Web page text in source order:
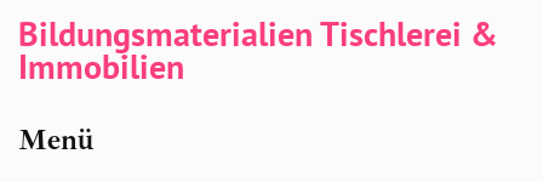
Bildungsmaterialien Tischlerei &
Immobilien
Menü